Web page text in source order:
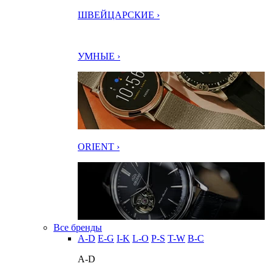
ШВЕЙЦАРСКИЕ ›
УМНЫЕ ›
ORIENT ›
Все бренды
A-D E-G I-K L-O P-S T-W В-С
A-D